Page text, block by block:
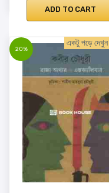
ADD TO CART
20%
একটু পড়ে দেখুন